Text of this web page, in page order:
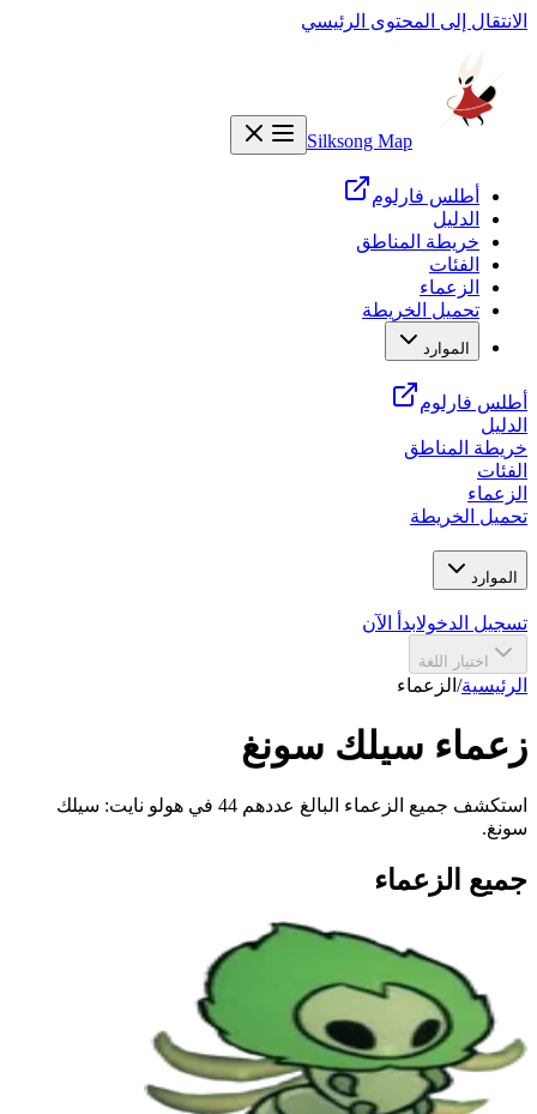
الانتقال إلى المحتوى الرئيسي
Silksong Map
أطلس فارلوم
الدليل
خريطة المناطق
الفئات
الزعماء
تحميل الخريطة
الموارد
أطلس فارلوم
الدليل
خريطة المناطق
الفئات
الزعماء
تحميل الخريطة
الموارد
تسجيل الدخولابدأ الآن
اختيار اللغة
الرئيسية/ الزعماء
زعماء سيلك سونغ
استكشف جميع الزعماء البالغ عددهم 44 في هولو نايت: سيلك
سونغ.
جميع الزعماء